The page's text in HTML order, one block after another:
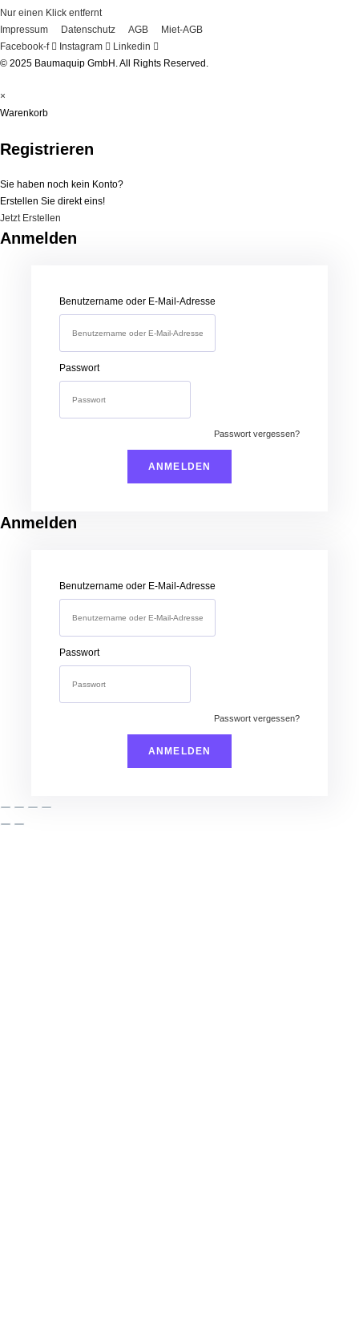
Nur einen Klick entfernt
Impressum
Datenschutz AGB
Miet-AGB
Facebook-f
Instagram
Linkedin
© 2025 Baumaquip GmbH. All Rights Reserved.
×
Warenkorb
Registrieren
Sie haben noch kein Konto?
Erstellen Sie direkt eins!
Jetzt Erstellen
Anmelden
Benutzername oder E-Mail-Adresse
Passwort
Passwort vergessen?
Anmelden
Benutzername oder E-Mail-Adresse
Passwort
Passwort vergessen?